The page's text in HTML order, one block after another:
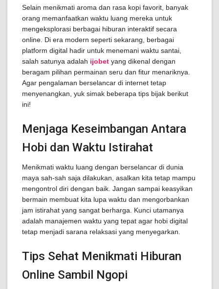
Selain menikmati aroma dan rasa kopi favorit, banyak
orang memanfaatkan waktu luang mereka untuk
mengeksplorasi berbagai hiburan interaktif secara
online. Di era modern seperti sekarang, berbagai
platform digital hadir untuk menemani waktu santai,
salah satunya adalah ijobet yang dikenal dengan
beragam pilihan permainan seru dan fitur menariknya.
Agar pengalaman berselancar di internet tetap
menyenangkan, yuk simak beberapa tips bijak berikut
ini!
Menjaga Keseimbangan Antara
Hobi dan Waktu Istirahat
Menikmati waktu luang dengan berselancar di dunia
maya sah-sah saja dilakukan, asalkan kita tetap mampu
mengontrol diri dengan baik. Jangan sampai keasyikan
bermain membuat kita lupa waktu dan mengorbankan
jam istirahat yang sangat berharga. Kunci utamanya
adalah manajemen waktu yang tepat agar hobi digital
tetap menjadi sarana relaksasi yang menyegarkan.
Tips Sehat Menikmati Hiburan
Online Sambil Ngopi